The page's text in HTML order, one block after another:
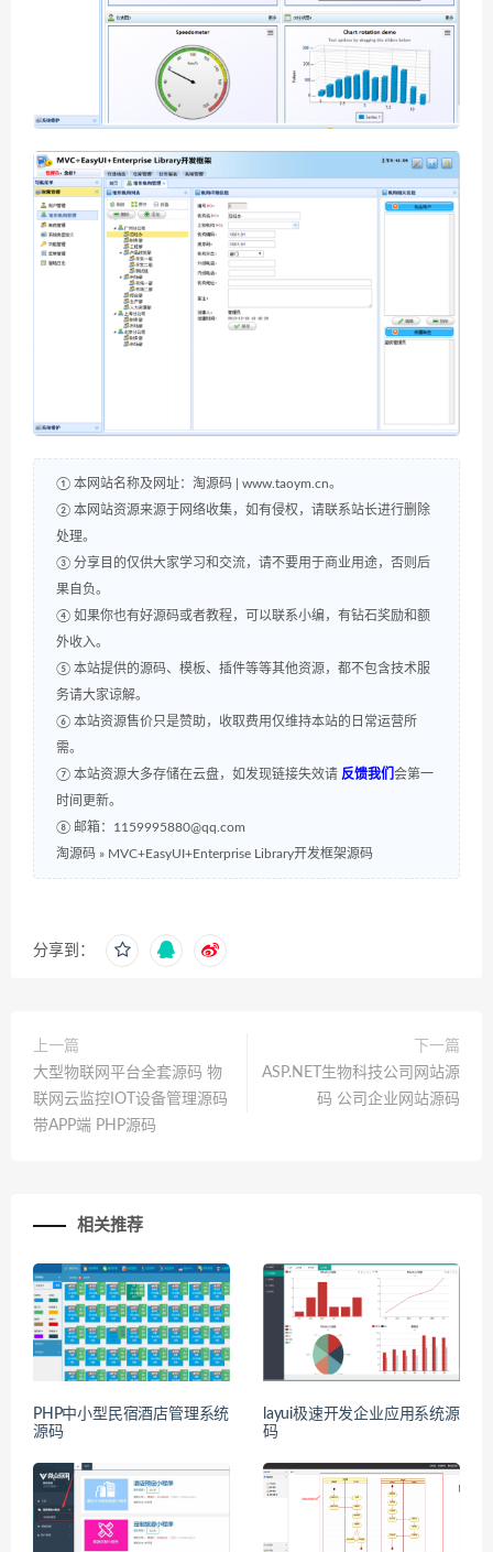
① 本网站名称及网址：淘源码 | www.taoym.cn。
② 本网站资源来源于网络收集，如有侵权，请联系站长进行删除
处理。
③ 分享目的仅供大家学习和交流，请不要用于商业用途，否则后
果自负。
④ 如果你也有好源码或者教程，可以联系小编，有钻石奖励和额
外收入。
⑤ 本站提供的源码、模板、插件等等其他资源，都不包含技术服
务请大家谅解。
⑥ 本站资源售价只是赞助，收取费用仅维持本站的日常运营所
需。
⑦ 本站资源大多存储在云盘，如发现链接失效请 反馈我们 会第一
时间更新。
⑧ 邮箱：1159995880@qq.com
淘源码 » MVC+EasyUI+Enterprise Library开发框架源码
分享到：
上一篇
大型物联网平台全套源码 物
联网云监控IOT设备管理源码
带APP端 PHP源码
下一篇
ASP.NET生物科技公司网站源
码 公司企业网站源码
相关推荐
PHP中小型民宿酒店管理系统
源码
layui极速开发企业应用系统源
码